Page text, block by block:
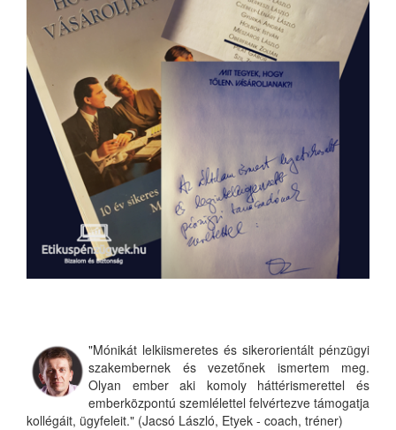
"Mónikát lelkiismeretes és sikerorientált pénzügyi
szakembernek és vezetőnek ismertem meg.
Olyan ember aki komoly háttérismerettel és
emberközpontú szemlélettel felvértezve támogatja
kollégáit, ügyfeleit." (Jacsó László, Etyek - coach, tréner)